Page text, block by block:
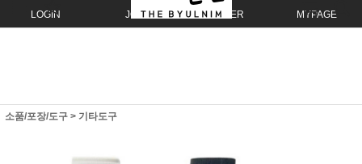
LOGIN JOIN ORDER MYPAGE
소품/포장/도구 > 기타도구